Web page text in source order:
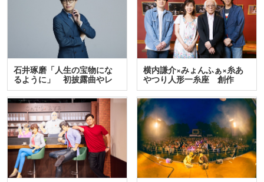
石井琢磨「人生の宝物にな
るように」 初披露曲やレ
ア…
横内謙介×みょんふぁ×糸あ
やつり人形一糸座 創作
人…